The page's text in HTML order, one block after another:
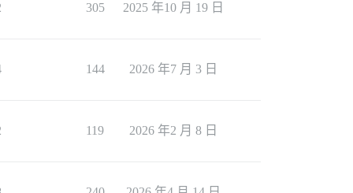
305 2025 年10 月 19 日
144 2026 年7 月 3 日
119 2026 年2 月 8 日